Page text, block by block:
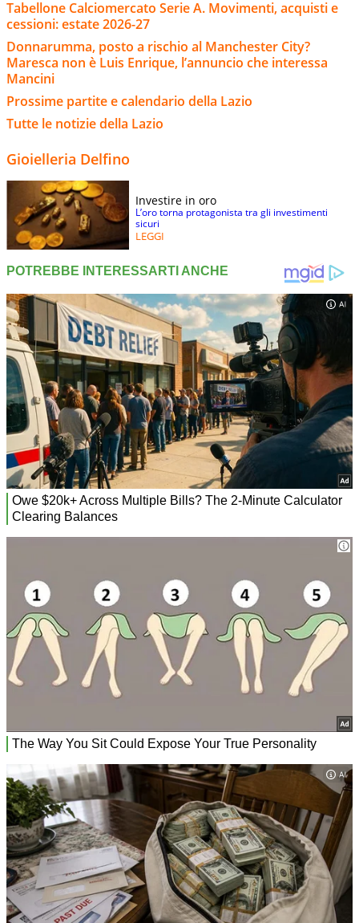
Tabellone Calciomercato Serie A. Movimenti, acquisti e
cessioni: estate 2026-27
Donnarumma, posto a rischio al Manchester City?
Maresca non è Luis Enrique, l’annuncio che interessa
Mancini
Prossime partite e calendario della Lazio
Tutte le notizie della Lazio
Gioielleria Delfino
Investire in oro
L’oro torna protagonista tra gli investimenti
sicuri
LEGGI